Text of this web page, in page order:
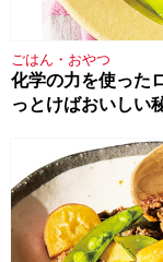
ごはん・おやつ
化学の力を使った
っとけばおいしい